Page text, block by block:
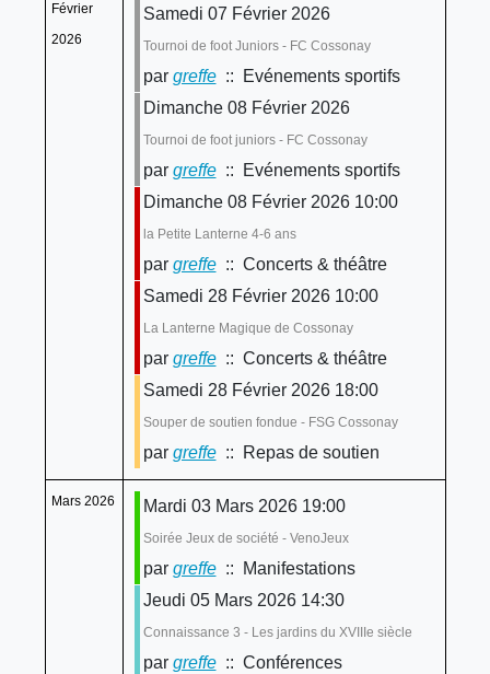
Février
2026
Samedi 07 Février 2026
Tournoi de foot Juniors - FC Cossonay
par greffe:: Evénements sportifs
Dimanche 08 Février 2026
Tournoi de foot juniors - FC Cossonay
par greffe:: Evénements sportifs
Dimanche 08 Février 2026 10:00
la Petite Lanterne 4-6 ans
par greffe:: Concerts & théâtre
Samedi 28 Février 2026 10:00
La Lanterne Magique de Cossonay
par greffe:: Concerts & théâtre
Samedi 28 Février 2026 18:00
Souper de soutien fondue - FSG Cossonay
par greffe:: Repas de soutien
Mars 2026 Mardi 03 Mars 2026 19:00
Soirée Jeux de société - VenoJeux
par greffe:: Manifestations
Jeudi 05 Mars 2026 14:30
Connaissance 3 - Les jardins du XVIIIe siècle
par greffe:: Conférences